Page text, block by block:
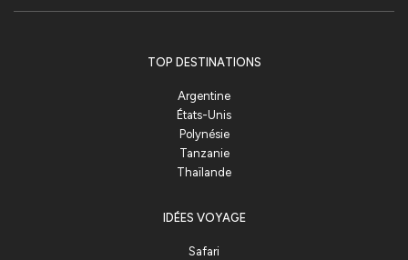
TOP DESTINATIONS
Argentine
États-Unis
Polynésie
Tanzanie
Thaïlande
IDÉES VOYAGE
Safari